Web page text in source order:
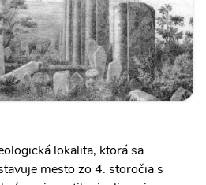
lokalita, ktorá sa
mesto zo 4. storočia s